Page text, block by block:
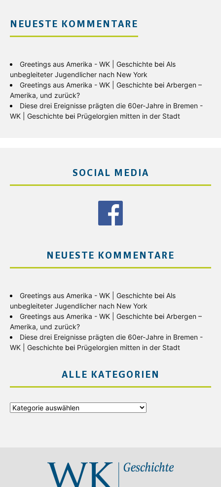
NEUESTE KOMMENTARE
Greetings aus Amerika - WK | Geschichte bei Als
unbegleiteter Jugendlicher nach New York
Greetings aus Amerika - WK | Geschichte bei Arbergen –
Amerika, und zurück?
Diese drei Ereignisse prägten die 60er-Jahre in Bremen -
WK | Geschichte bei Prügelorgien mitten in der Stadt
SOCIAL MEDIA
NEUESTE KOMMENTARE
Greetings aus Amerika - WK | Geschichte bei Als
unbegleiteter Jugendlicher nach New York
Greetings aus Amerika - WK | Geschichte bei Arbergen –
Amerika, und zurück?
Diese drei Ereignisse prägten die 60er-Jahre in Bremen -
WK | Geschichte bei Prügelorgien mitten in der Stadt
ALLE KATEGORIEN
Alle